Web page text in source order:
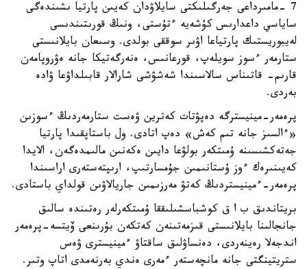
7 -مامىرداعى جەرگىلىكتى سايلاۋدان كەيىن پارتيا ىشىندەگى
ساياسي داعدارىس كۇشەيە ءتۇستى، ونىڭ قورىتىندىسى
لەيبوريستىك پارتياعا اۋىر سوققى بولدى. وسىعان بايلانىستى
ستارمەر ءسوز سويلەپ، قورعانىس، ەنەرگەتيكا جانە ەۋروپامەن
قارىم- قاتىناس سالاسىندا شەشۋشى شارالار قابىلداۋعا ۋادە
بەردى.
پرەمەر-مينيسترگە دەپۋتات كەترين ۋەست ستارمەردىڭ ءسوزىن
«ءالسىز جانە تىم كەش» دەپ اتادى. ول باستاپقىدا پارتيا
جەتەكشىسىنە ۇمىتكەر بولۋعا دايىن ەكەنىن مالىمدەگەن، الايدا
كەيىنىرەك ءوز ۇستانىمىن جۇمسارتىپ، ارىپتەستەرى اراسىندا
پرەمەر-ءمينيستردىڭ كەتۋ مەرزىمىن جاريالاۋىن قولداي باستادى.
بريتاندىق ب ا ق كوشباسشىلىققا ۇمىتكەرلەر رەتىندە سالىق
جانجالىنا بايلانىستى قىزمەتىنەن كەتكەن بۇرىنعى ۆيتسە-پرەمەر
اندجەلا رەينەردى، دەنساۋلىق ساقتاۋ ءمينيسترى ۋەس
ستريتينگتى جانە مانچەستەر ءمەرى ەندي بەرنەمدى اتاپ وتىر.